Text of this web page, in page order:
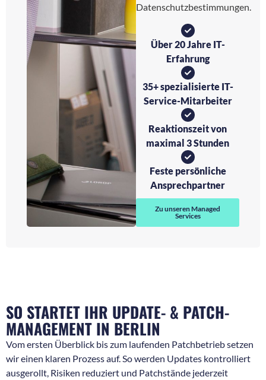
Datenschutzbestimmungen.
Über 20 Jahre IT-
Erfahrung
35+ spezialisierte IT-
Service-Mitarbeiter
Reaktionszeit von
maximal 3 Stunden
Feste persönliche
Ansprechpartner
Zu unseren Managed
Services
SO STARTET IHR UPDATE- & PATCH-
MANAGEMENT IN BERLIN
Vom ersten Überblick bis zum laufenden Patchbetrieb setzen
wir einen klaren Prozess auf. So werden Updates kontrolliert
ausgerollt, Risiken reduziert und Patchstände jederzeit